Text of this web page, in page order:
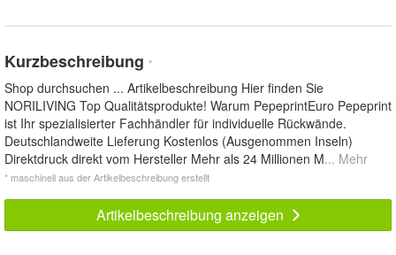
Kurzbeschreibung *
Shop durchsuchen ... Artikelbeschreibung Hier finden Sie
NORILIVING Top Qualitätsprodukte! Warum PepeprintEuro Pepeprint
ist Ihr spezialisierter Fachhändler für individuelle Rückwände.
Deutschlandweite Lieferung Kostenlos (Ausgenommen Inseln)
Direktdruck direkt vom Hersteller Mehr als 24 Millionen M... Mehr
* maschinell aus der Artikelbeschreibung erstellt
Artikelbeschreibung anzeigen